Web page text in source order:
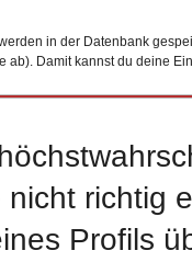
in der Datenbank
ab). Damit kannst du deine
richtig
Profils